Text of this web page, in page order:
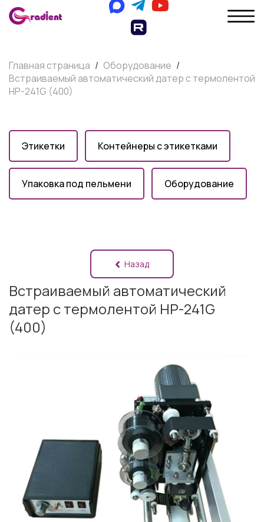
Главная страница / Оборудование /
Встраиваемый автоматический датер с термолентой
НР-241G (400)
Этикетки Контейнеры с этикетками
Упаковка под пельмени Оборудование
Назад
Встраиваемый автоматический
датер с термолентой НР-241G
(400)